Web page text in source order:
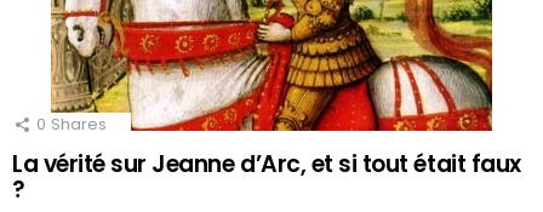
0 Shares
La vérité sur Jeanne d’Arc, et si tout était faux
?